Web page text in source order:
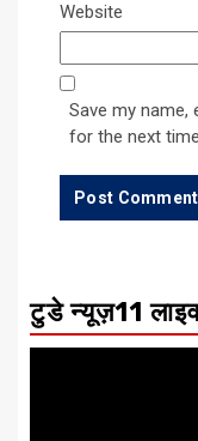
Website
Save my name,
for the next
टुडे न्यूज़11